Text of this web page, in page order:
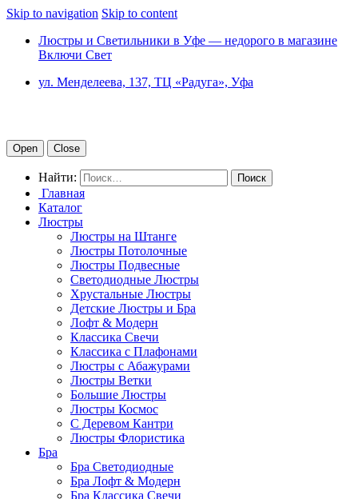
Skip to navigation Skip to content
Люстры и Светильники в Уфе — недорого в магазине
Включи Свет
ул. Менделеева, 137, ТЦ «Радуга», Уфа
Open Close
Найти:
Главная
Каталог
Люстры
Люстры на Штанге
Люстры Потолочные
Люстры Подвесные
Светодиодные Люстры
Хрустальные Люстры
Детские Люстры и Бра
Лофт & Модерн
Классика Свечи
Классика с Плафонами
Люстры с Абажурами
Люстры Ветки
Большие Люстры
Люстры Космос
С Деревом Кантри
Люстры Флористика
Бра
Бра Светодиодные
Бра Лофт & Модерн
Бра Классика Свечи